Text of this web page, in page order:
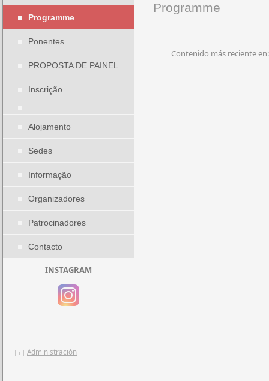
Programme
Ponentes
PROPOSTA DE PAINEL
Inscrição
Alojamento
Sedes
Informação
Organizadores
Patrocinadores
Contacto
INSTAGRAM
Programme
Contenido más reciente en:
Administración